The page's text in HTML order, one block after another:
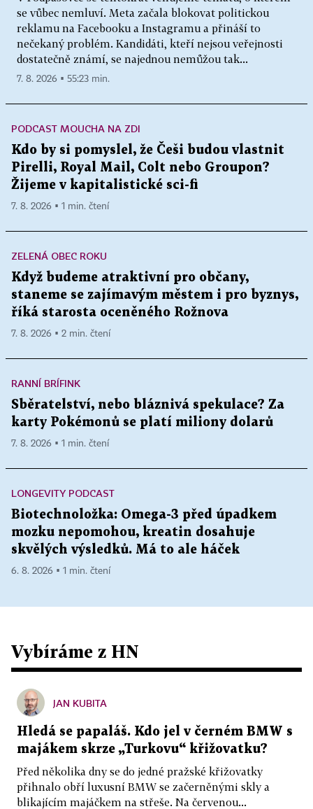
se vůbec nemluví. Meta začala blokovat politickou
reklamu na Facebooku a Instagramu a přináší to
nečekaný problém. Kandidáti, kteří nejsou veřejnosti
dostatečně známí, se najednou nemůžou tak...
7. 8. 2026 ▪ 55:23 min.
PODCAST MOUCHA NA ZDI
Kdo by si pomyslel, že Češi budou vlastnit
Pirelli, Royal Mail, Colt nebo Groupon?
Žijeme v kapitalistické sci-fi
7. 8. 2026 ▪ 1 min. čtení
ZELENÁ OBEC ROKU
Když budeme atraktivní pro občany,
staneme se zajímavým městem i pro byznys,
říká starosta oceněného Rožnova
7. 8. 2026 ▪ 2 min. čtení
RANNÍ BRÍFINK
Sběratelství, nebo bláznivá spekulace? Za
karty Pokémonů se platí miliony dolarů
7. 8. 2026 ▪ 1 min. čtení
LONGEVITY PODCAST
Biotechnoložka: Omega-3 před úpadkem
mozku nepomohou, kreatin dosahuje
skvělých výsledků. Má to ale háček
6. 8. 2026 ▪ 1 min. čtení
Vybíráme z HN
JAN KUBITA
Hledá se papaláš. Kdo jel v černém BMW s
majákem skrze „Turkovu“ křižovatku?
Před několika dny se do jedné pražské křižovatky
přihnalo obří luxusní BMW se začerněnými skly a
blikajícím majáčkem na střeše. Na červenou...